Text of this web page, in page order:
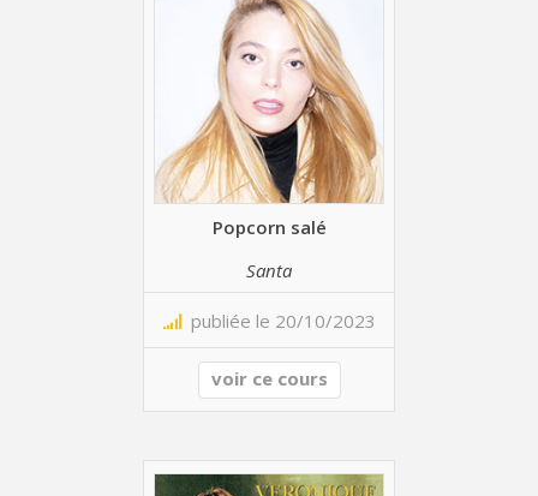
Popcorn salé
Santa
publiée le 20/10/2023
voir ce cours